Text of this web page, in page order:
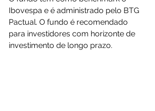
Ibovespa e é administrado pelo BTG
Pactual. O fundo é recomendado
para investidores com horizonte de
investimento de longo prazo.